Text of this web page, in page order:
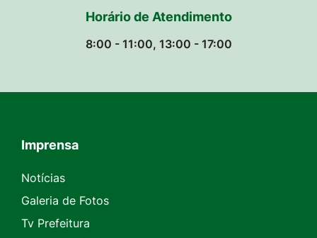
Horário de Atendimento
8:00 - 11:00, 13:00 - 17:00
Seção do Rodapé e Contato
Imprensa
Notícias
Galeria de Fotos
Tv Prefeitura